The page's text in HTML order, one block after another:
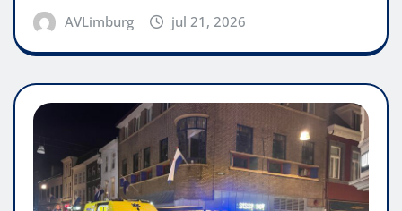
AVLimburg jul 21, 2026